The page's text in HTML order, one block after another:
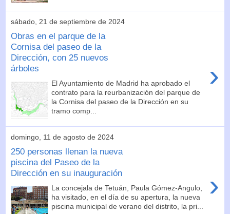
sábado, 21 de septiembre de 2024
Obras en el parque de la
Cornisa del paseo de la
Dirección, con 25 nuevos
árboles
›
El Ayuntamiento de Madrid ha aprobado el
contrato para la reurbanización del parque de
la Cornisa del paseo de la Dirección en su
tramo comp...
domingo, 11 de agosto de 2024
250 personas llenan la nueva
piscina del Paseo de la
Dirección en su inauguración
›
La concejala de Tetuán, Paula Gómez-Angulo,
ha visitado, en el día de su apertura, la nueva
piscina municipal de verano del distrito, la pri...